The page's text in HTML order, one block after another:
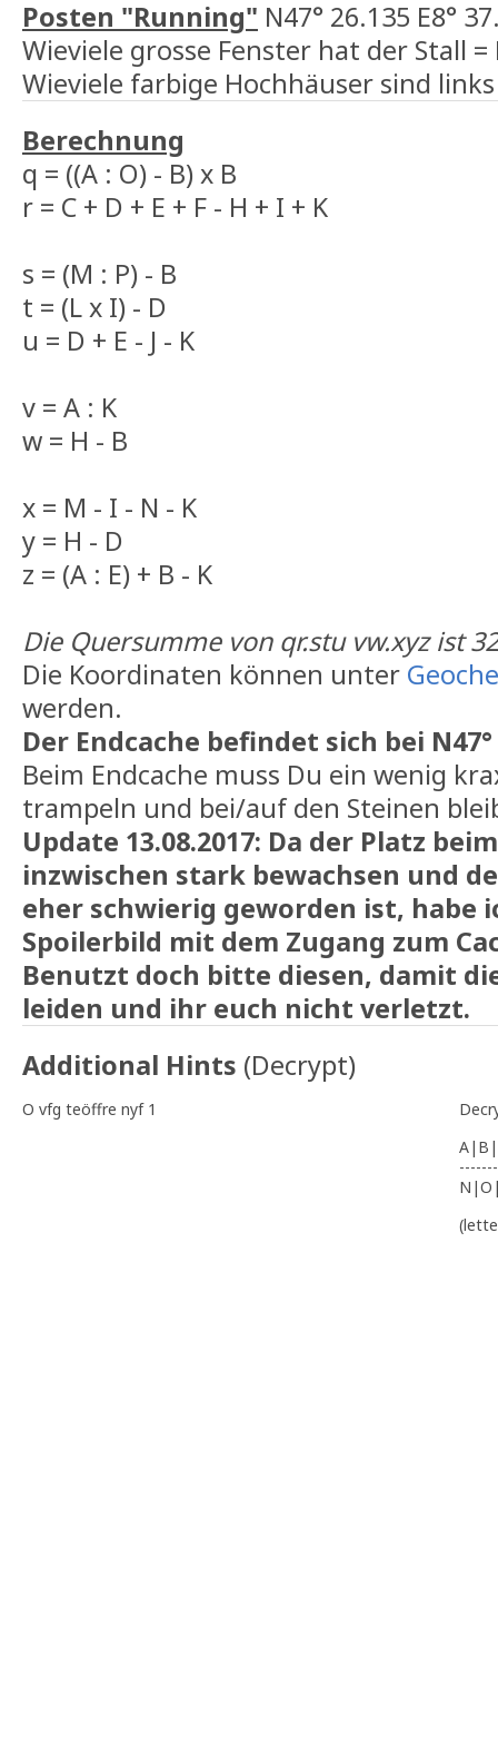
Posten "Running" N47° 26.135 E8°
Wieviele grosse Fenster hat der Stall =
Wieviele farbige Hochhäuser sind
Berechnung
q = ((A : O) - B) x B
r = C + D + E + F - H + I + K
s = (M : P) - B
t = (L x I) - D
u = D + E - J - K
v = A : K
w = H - B
x = M - I - N - K
y = H - D
z = (A : E) + B - K
Die Quersumme von qr.stu vw.xyz ist 32
Die Koordinaten können unter
werden.
Der Endcache befindet sich bei N47°
Beim Endcache muss Du ein wenig
trampeln und bei/auf den Steinen
Update 13.08.2017: Da der Platz
inzwischen stark bewachsen und
eher schwierig geworden ist, habe
Spoilerbild mit dem Zugang zum
Benutzt doch bitte diesen, damit
leiden und ihr euch nicht verletzt.
Additional Hints (Decrypt)
O vfg teöffre nyf 1